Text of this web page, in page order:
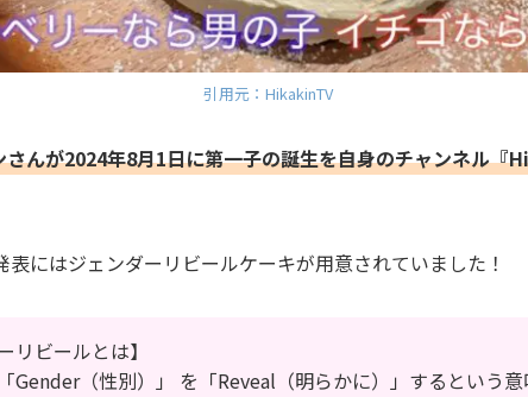
引用元：HikakinTV
んが2024年8月1日に第一子の誕生を自身のチャンネル『
にはジェンダーリビールケーキが用意されていました！
リビールとは】
Gender（性別）」 を「Reveal（明らかに）」するという意